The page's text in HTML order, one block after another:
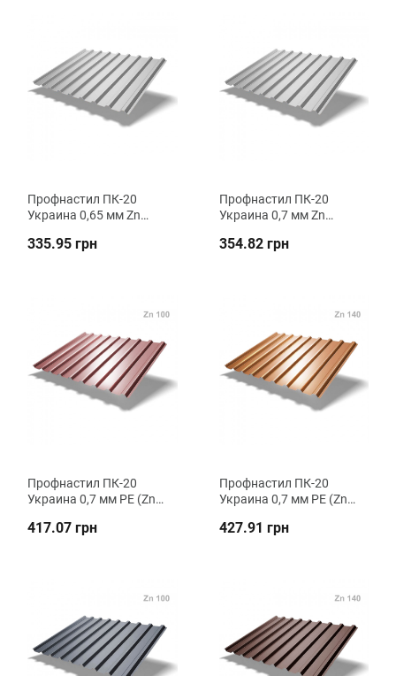
Профнастил ПК-20
Украина 0,65 мм Zn
Металика
335.95 грн
Профнастил ПК-20
Украина 0,7 мм Zn
Металика
354.82 грн
Профнастил ПК-20
Украина 0,7 мм РЕ (Zn
Металика
417.07 грн
Профнастил ПК-20
Украина 0,7 мм РЕ (Zn
Металика
427.91 грн